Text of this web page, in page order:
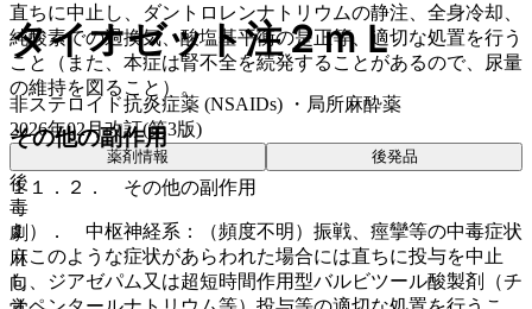
直ちに中止し、ダントロレンナトリウムの静注、全身冷却、
純酸素での過換気、酸塩基平衡の是正等、適切な処置を行う
こと（また、本症は腎不全を続発することがあるので、尿量
の維持を図ること）。
その他の副作用
１１．２． その他の副作用
１）． 中枢神経系：（頻度不明）振戦、痙攣等の中毒症状
［このような症状があらわれた場合には直ちに投与を中止
し、ジアゼパム又は超短時間作用型バルビツール酸製剤（チ
タイオゼット注２ｍＬ
非ステロイド抗炎症薬 (NSAIDs) ・局所麻酔薬
2026年02月改訂(第3版)
薬剤情報 後発品
後
毒
劇
麻
向